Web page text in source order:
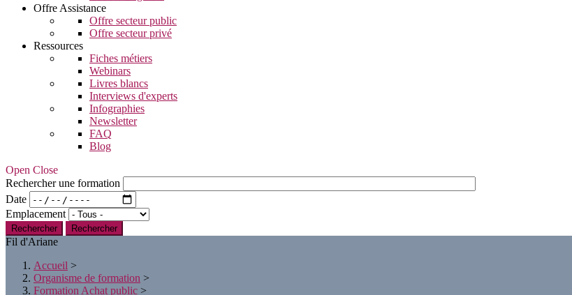
Offre Assistance
Offre secteur public
Offre secteur privé
Ressources
Fiches métiers
Webinars
Livres blancs
Interviews d'experts
Infographies
Newsletter
FAQ
Blog
Open Close
Rechercher une formation
Date
Emplacement
Rechercher
Fil d'Ariane
Accueil >
Organisme de formation >
Formation Achat public >